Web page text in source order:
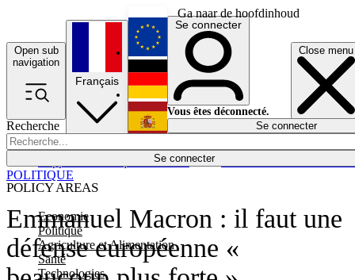
Ga naar de hoofdinhoud
Open sub
navigation
Close menu
Recherche
Se connecter
POLICY AREAS
Economie
Politique
Agriculture et Alimentation
Santé
Technologies
Économie
Français
English
Deutsch
Español
Se connecter
Vous êtes déconnecté.
Se connecter
Emmanuel Macron : il faut une
défense européenne «
POLITIQUE